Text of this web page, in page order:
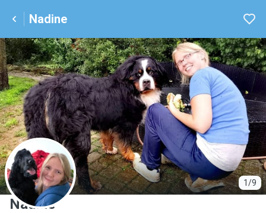
Nadine
1/9
N
Nadine